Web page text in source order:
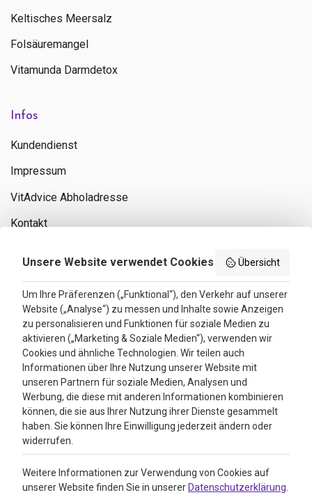
Keltisches Meersalz
Folsäuremangel
Vitamunda Darmdetox
Infos
Kundendienst
Impressum
VitAdvice Abholadresse
Kontakt
Bewertungen
4.3
Google Reviews
Unsere Website verwendet Cookies Übersicht
Um Ihre Präferenzen („Funktional“), den Verkehr auf unserer
Website („Analyse“) zu messen und Inhalte sowie Anzeigen
zu personalisieren und Funktionen für soziale Medien zu
aktivieren („Marketing & Soziale Medien“), verwenden wir
Cookies und ähnliche Technologien. Wir teilen auch
Informationen über Ihre Nutzung unserer Website mit
unseren Partnern für soziale Medien, Analysen und
Werbung, die diese mit anderen Informationen kombinieren
können, die sie aus Ihrer Nutzung ihrer Dienste gesammelt
haben. Sie können Ihre Einwilligung jederzeit ändern oder
widerrufen.
Weitere Informationen zur Verwendung von Cookies auf
unserer Website finden Sie in unserer Datenschutzerklärung